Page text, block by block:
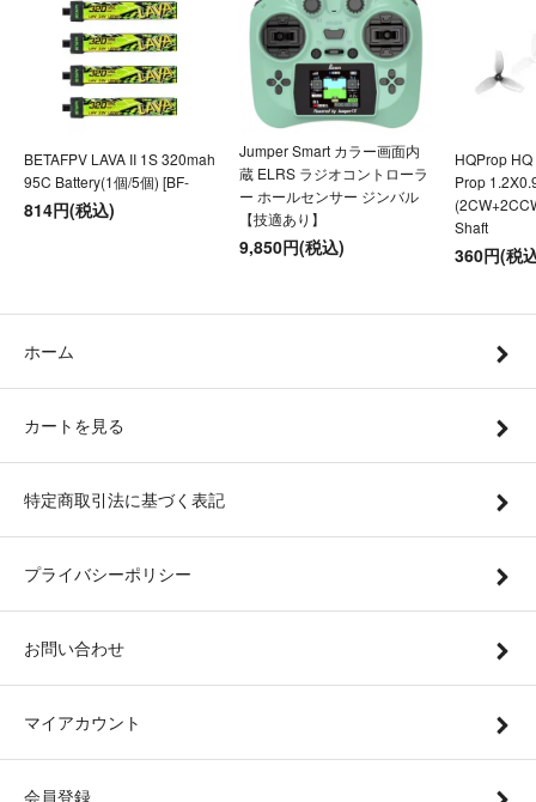
BETAFPV LAVA II 1S 320mah
95C Battery(1個/5個) [BF-
814円(税込)
Jumper Smart カラー画面内
蔵 ELRS ラジオコントローラ
ー ホールセンサー ジンバル
【技適あり】
9,850円(税込)
HQProp
Prop
Shaft
360円(税
ホーム
カートを見る
特定商取引法に基づく表記
プライバシーポリシー
お問い合わせ
マイアカウント
会員登録